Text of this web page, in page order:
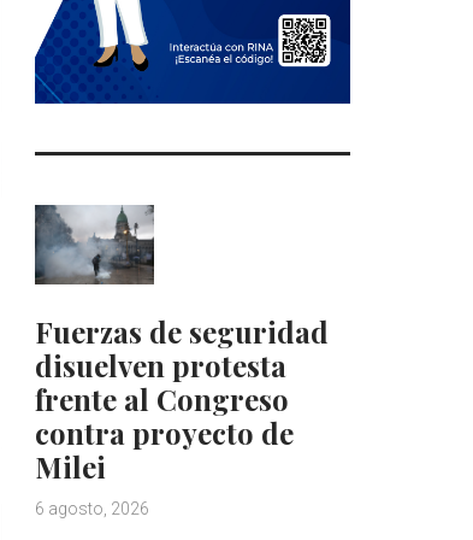
Fuerzas de seguridad
disuelven protesta
frente al Congreso
contra proyecto de
Milei
6 agosto, 2026